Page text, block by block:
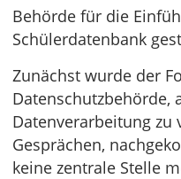
Behörde für die
Schülerdatenbank
Zunächst wurde der
Datenschutzbehörde,
Datenverarbeitung zu
Gesprächen,
keine zentrale Stelle